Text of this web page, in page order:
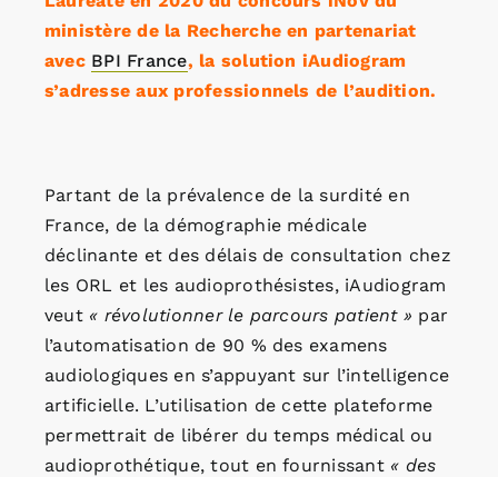
ministère de la Recherche en partenariat
avec BPI France, la solution iAudiogram
s’adresse aux professionnels de l’audition.
Partant de la prévalence de la surdité en
France, de la démographie médicale
déclinante et des délais de consultation chez
les ORL et les audioprothésistes, iAudiogram
veut « révolutionner le parcours patient » par
l’automatisation de 90 % des examens
audiologiques en s’appuyant sur l’intelligence
artificielle. L’utilisation de cette plateforme
permettrait de libérer du temps médical ou
audioprothétique, tout en fournissant « des